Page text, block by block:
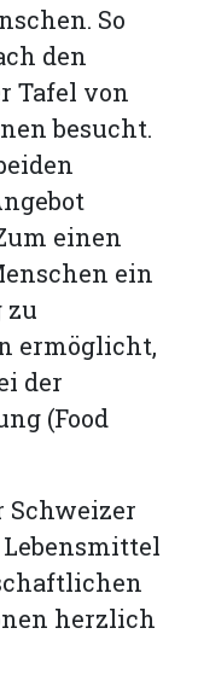
So
den
Tafel von
besucht.
einen
ein
zu
ermöglicht,
der
(Food
Schweizer
herzlich